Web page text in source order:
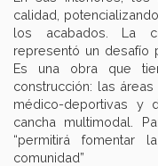
calidad,
los acabados. La
representó un desafío
Es una obra que
construcción: las
médico-deportivas
cancha multimodal.
“permitirá
comunidad”